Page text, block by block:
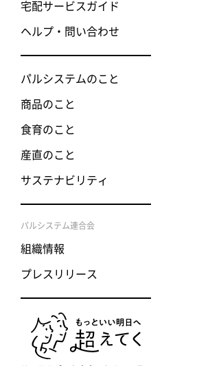
宅配サービスガイド
ヘルプ・問い合わせ
パルシステムのこと
商品のこと
食育のこと
産直のこと
サステナビリティ
パルシステム連合会
組織情報
プレスリリース